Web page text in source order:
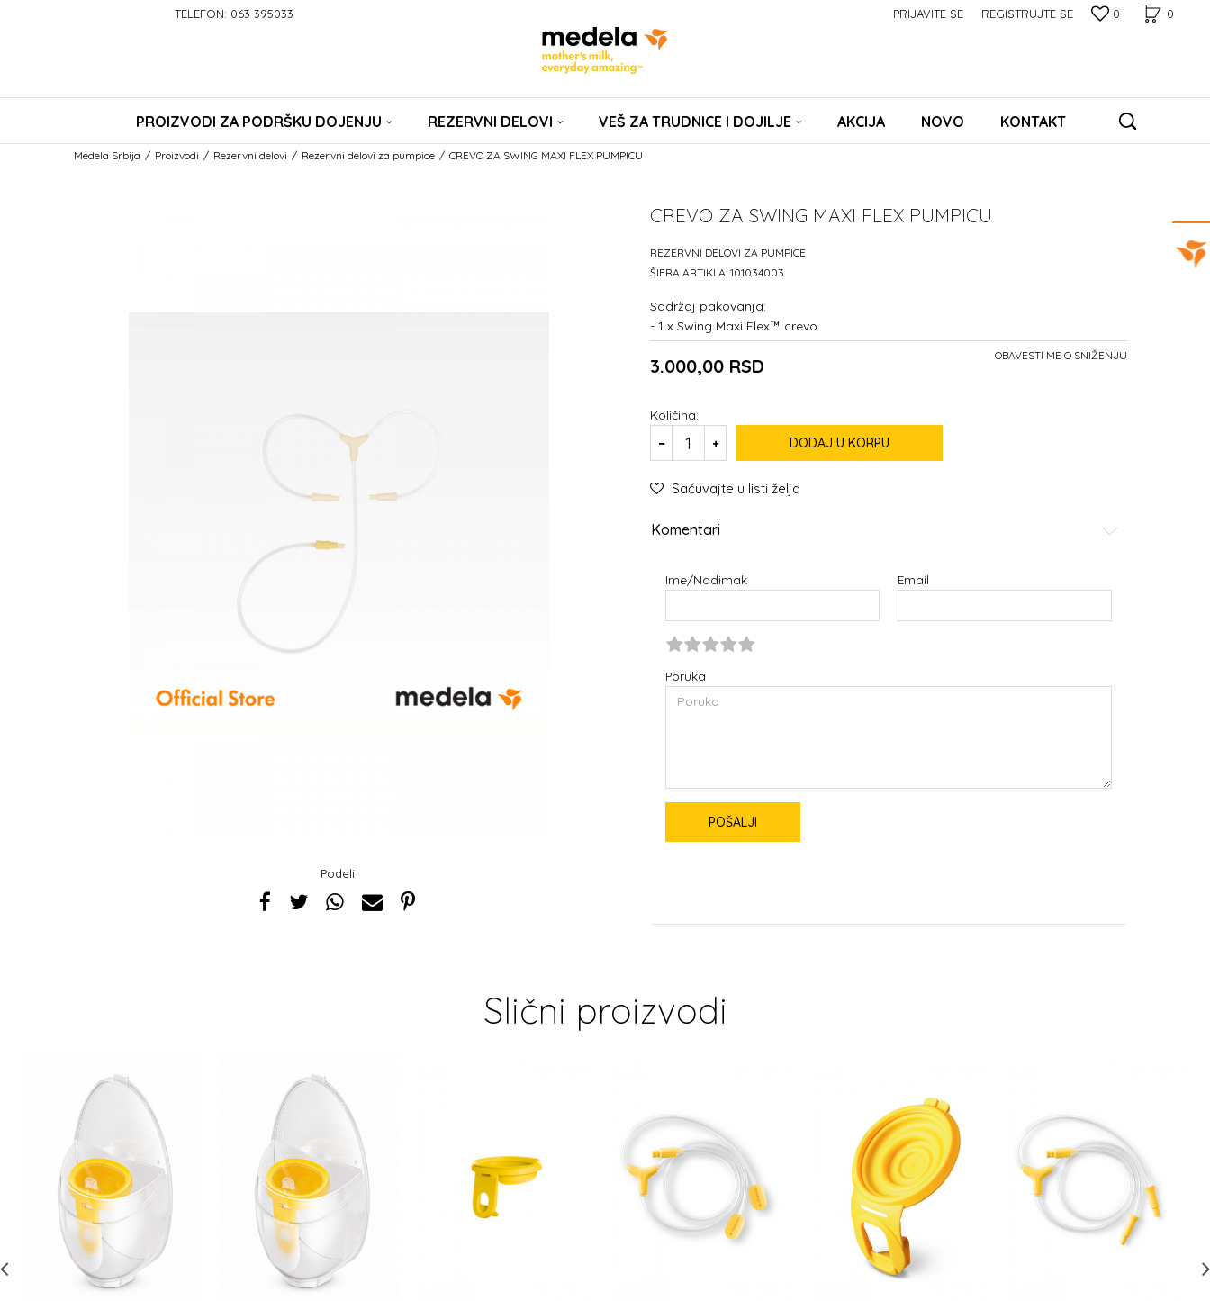
TELEFON: 063 395033 0
0
PRIJAVITE SE REGISTRUJTE SE
PROIZVODI ZA PODRŠKU DOJENJU REZERVNI DELOVI VEŠ ZA TRUDNICE I DOJILJE AKCIJA NOVO KONTAKT
Medela Srbija Proizvodi Rezervni delovi Rezervni delovi za pumpice CREVO ZA SWING MAXI FLEX PUMPICU
Podeli
CREVO ZA SWING MAXI FLEX PUMPICU
REZERVNI DELOVI ZA PUMPICE
ŠIFRA ARTIKLA: 101034003
Sadržaj pakovanja:
- 1 x Swing Maxi Flex™ crevo
3.000,00 RSD OBAVESTI ME O SNIŽENJU
Količina:
DODAJ U KORPU
Sačuvajte u listi želja
Komentari
Ime/Nadimak Email
Poruka
POŠALJI
Slični proizvodi